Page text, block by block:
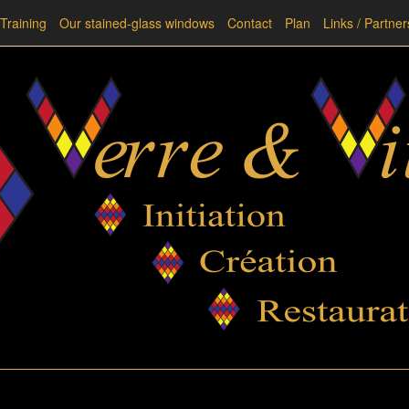
Training Our stained-glass windows Contact Plan Links /